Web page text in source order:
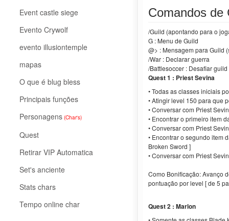
Event castle siege
Evento Crywolf
evento illusiontemple
mapas
O que é blug bless
Principais funções
Personagens (Char's)
Quest
Retirar VIP Automatica
Set's anciente
Stats chars
Tempo online char
Comandos de
/Guild (apontando para o
G : Menu de Guild
@> : Mensagem para Guild
/War : Declarar guerra
/Battlesoccer : Desafiar
Quest 1 : Priest Sevina
• Todas as classes iniciais
• Atingir level 150 para que
• Conversar com Priest
• Encontrar o primeiro item
• Conversar com Priest
• Encontrar o segundo item
Broken Sword ]
• Conversar com Priest
Como Bonificação: Avanço
pontuação por level [ de 5
Quest 2 : Marlon